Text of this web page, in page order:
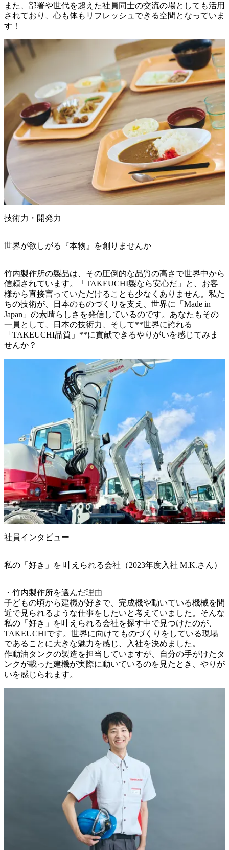
また、部署や世代を超えた社員同士の交流の場としても活用
されており、心も体もリフレッシュできる空間となっていま
す！
技術力・開発力
世界が欲しがる『本物』を創りませんか
竹内製作所の製品は、その圧倒的な品質の高さで世界中から
信頼されています。「TAKEUCHI製なら安心だ」と、お客
様から直接言っていただけることも少なくありません。私た
ちの技術が、日本のものづくりを支え、世界に「Made in
Japan」の素晴らしさを発信しているのです。あなたもその
一員として、日本の技術力、そして**世界に誇れる
「TAKEUCHI品質」**に貢献できるやりがいを感じてみま
せんか？
社員インタビュー
私の「好き」を 叶えられる会社（2023年度入社 M.K.さん）
・竹内製作所を選んだ理由
子どもの頃から建機が好きで、完成機や動いている機械を間
近で見られるような仕事をしたいと考えていました。そんな
私の「好き」を叶えられる会社を探す中で見つけたのが、
TAKEUCHIです。世界に向けてものづくりをしている現場
であることに大きな魅力を感じ、入社を決めました。
作動油タンクの製造を担当していますが、自分の手がけたタ
ンクが載った建機が実際に動いているのを見たとき、やりが
いを感じられます。